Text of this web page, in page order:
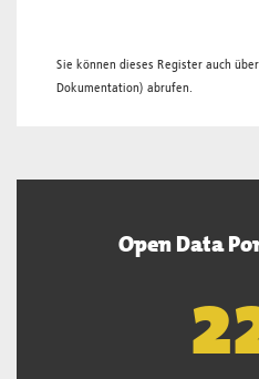
Sie können dieses Register auch
Dokumentation) abrufen.
Open Data